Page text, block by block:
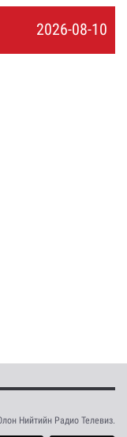
2026-08-10
Нийтийн Радио Телевиз.